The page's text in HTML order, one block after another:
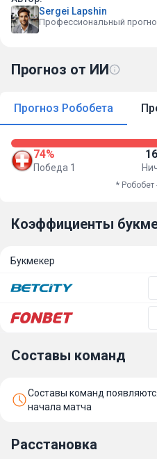
Sergei Lapshin
Профессиональный
Прогноз от ИИ
Прогноз Робобета
74%
Победа 1
* Робобет
Коэффициенты
Букмекер
Составы команд
Составы команд
начала матча
Расстановка